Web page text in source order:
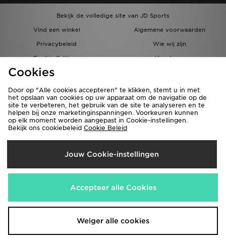
Bekijk de volledige site van JD Sports
Vind een winkel
Algemene voorwaarden
Privacybeleid
Wie wij zijn
Cookie Settings
Vacatures
Bestellingen en Levering
Verzenden Naar
België
Wij accepteren de volgende betaalmethoden
Bezoek onze bedrijfswebsite www.jdplc.com
Cookies
Door op "Alle cookies accepteren" te klikken, stemt u in met
het opslaan van cookies op uw apparaat om de navigatie op de
site te verbeteren, het gebruik van de site te analyseren en te
helpen bij onze marketinginspanningen. Voorkeuren kunnen
op elk moment worden aangepast in Cookie-instellingen.
Bekijk ons cookiebeleid Cookie Beleid
Jouw Cookie-instellingen
Accepteer alle Cookies
Weiger alle cookies